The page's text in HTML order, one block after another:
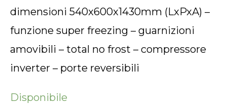
dimensioni 540x600x1430mm (LxPxA) –
funzione super freezing – guarnizioni
amovibili – total no frost – compressore
inverter – porte reversibili
Disponibile